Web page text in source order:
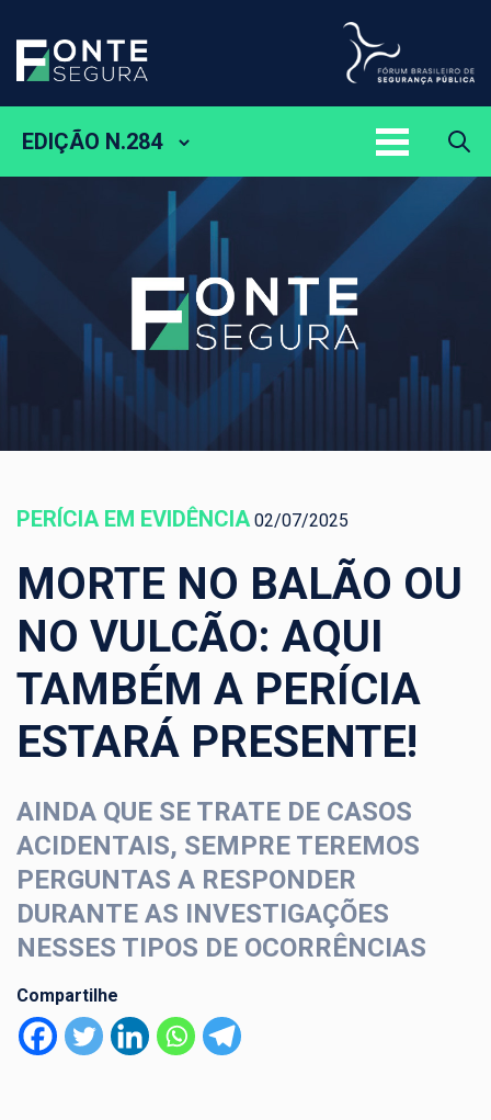
EDIÇÃO N.284
PERÍCIA EM EVIDÊNCIA 02/07/2025
MORTE NO BALÃO OU
NO VULCÃO: AQUI
TAMBÉM A PERÍCIA
ESTARÁ PRESENTE!
AINDA QUE SE TRATE DE CASOS
ACIDENTAIS, SEMPRE TEREMOS
PERGUNTAS A RESPONDER
DURANTE AS INVESTIGAÇÕES
NESSES TIPOS DE OCORRÊNCIAS
Compartilhe